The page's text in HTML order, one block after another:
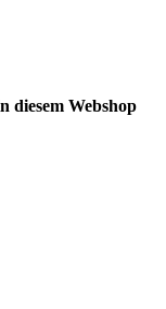
diesem Webshop